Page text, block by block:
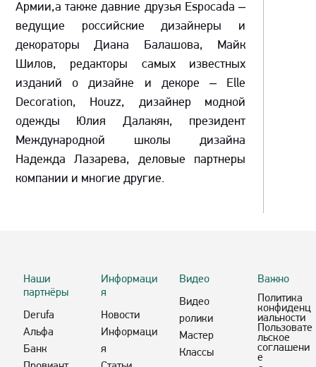
Армии,а также давние друзья Espocada –
ведущие российские дизайнеры и
декораторы Диана Балашова, Майк
Шилов, редакторы самых известных
изданий о дизайне и декоре – Elle
Decoration, Houzz, дизайнер модной
одежды Юлия Далакян, президент
Международной школы дизайна
Надежда Лазарева, деловые партнеры
компании и многие другие.
Наши
партнёры
Derufa
Альфа
Банк
Информаци
я
Новости
Информаци
я
Видео
Видео
ролики
Мастер
Классы
Важно
Политика
конфиденц
иальности
Пользовате
льское
соглашени
е